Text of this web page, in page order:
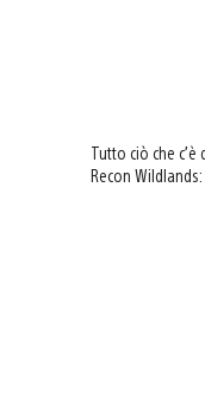
Tutto ciò che
Recon